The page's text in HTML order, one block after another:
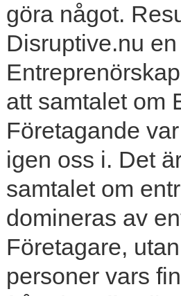
göra något.
Disruptive.nu
att samtalet om
Företagande
igen oss i. Det
samtalet om
domineras av
Företagare,
personer vars